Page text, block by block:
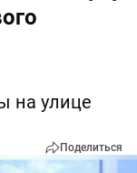
на улице
Поделиться